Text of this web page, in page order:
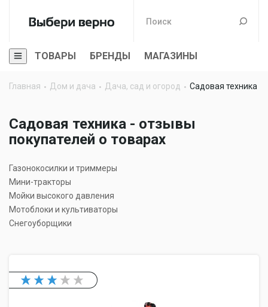
ТОВАРЫ БРЕНДЫ МАГАЗИНЫ
Главная Дом и дача Дача, сад и огород Садовая техника
Садовая техника - отзывы
покупателей о товарах
Газонокосилки и триммеры
Мини-тракторы
Мойки высокого давления
Мотоблоки и культиваторы
Снегоуборщики